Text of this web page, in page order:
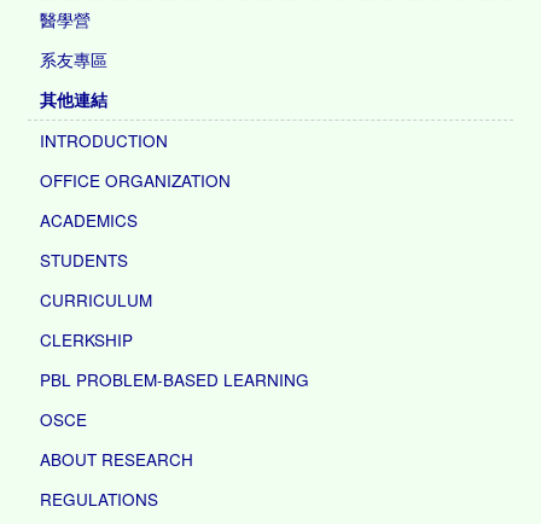
醫學營
系友專區
其他連結
INTRODUCTION
OFFICE ORGANIZATION
ACADEMICS
STUDENTS
CURRICULUM
CLERKSHIP
PBL PROBLEM-BASED LEARNING
OSCE
ABOUT RESEARCH
REGULATIONS